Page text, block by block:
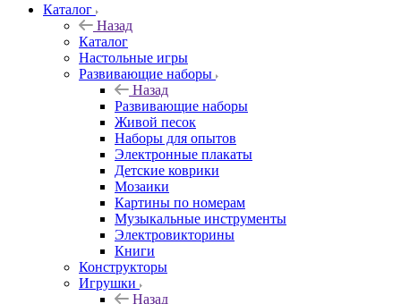
Каталог
Назад
Каталог
Настольные игры
Развивающие наборы
Назад
Развивающие наборы
Живой песок
Наборы для опытов
Электронные плакаты
Детские коврики
Мозаики
Картины по номерам
Музыкальные инструменты
Электровикторины
Книги
Конструкторы
Игрушки
Назад